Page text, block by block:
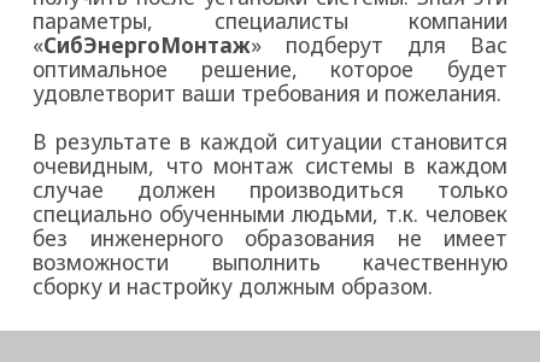
параметры, специалисты компании
«СибЭнергоМонтаж» подберут для Вас
оптимальное решение, которое будет
удовлетворит ваши требования и пожелания.
В результате в каждой ситуации становится
очевидным, что монтаж системы в каждом
случае должен производиться только
специально обученными людьми, т.к. человек
без инженерного образования не имеет
возможности выполнить качественную
сборку и настройку должным образом.